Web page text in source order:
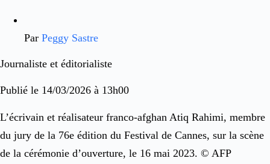
Par Peggy Sastre
Journaliste et éditorialiste
Publié le 14/03/2026 à 13h00
L’écrivain et réalisateur franco-afghan Atiq Rahimi, membre
du jury de la 76e édition du Festival de Cannes, sur la scène
de la cérémonie d’ouverture, le 16 mai 2023. © AFP